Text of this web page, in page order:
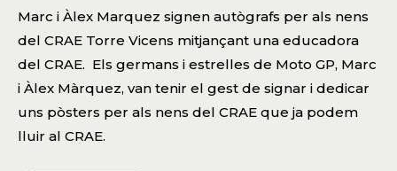
Marc i Àlex Marquez signen autògrafs per als nens
del CRAE Torre Vicens mitjançant una educadora
del CRAE. Els germans i estrelles de Moto GP, Marc
i Àlex Màrquez, van tenir el gest de signar i dedicar
uns pòsters per als nens del CRAE que ja podem
lluir al CRAE.